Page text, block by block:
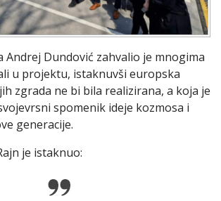
Dundović zahvalio je mnogima
u projektu, istaknuvši europska
zgrada ne bi bila realizirana, a koja je
spomenik ideje kozmosa i
generacije.
je istaknuo: